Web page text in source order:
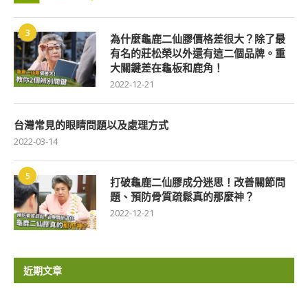
3
為什麼龜鹿二仙膠價格差很大？除了最
有名的莊松榮以外還有這二個品牌。重
大關鍵差在龜板和鹿角！
2022-12-21
台灣常見的眼睛問題以及處理方式
2022-03-14
5
打破龜鹿二仙膠成分迷思！改善關節問
題、預防骨質疏鬆真的那麼神？
2022-12-21
近期文章